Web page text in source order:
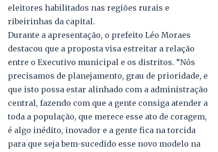
eleitores habilitados nas regiões rurais e
ribeirinhas da capital.
Durante a apresentação, o prefeito Léo Moraes
destacou que a proposta visa estreitar a relação
entre o Executivo municipal e os distritos. “Nós
precisamos de planejamento, grau de prioridade, e
que isto possa estar alinhado com a administração
central, fazendo com que a gente consiga atender a
toda a população, que merece esse ato de coragem,
é algo inédito, inovador e a gente fica na torcida
para que seja bem-sucedido esse novo modelo na